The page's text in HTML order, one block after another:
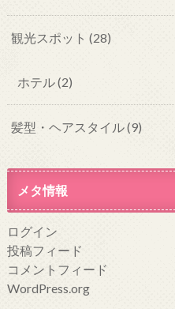
観光スポット (28)
ホテル(2)
髪型・ヘアスタイル(9)
メタ情報
ログイン
投稿フィード
コメントフィード
WordPress.org